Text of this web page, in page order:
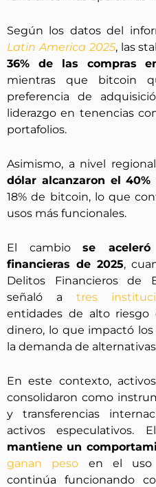
Según los datos del
Latin America 2025, las
36% de las compras
mientras que bitcoin
preferencia de
liderazgo en tenencias
portafolios.
Asimismo, a nivel
dólar alcanzaron el 40%
18% de bitcoin, lo que
usos más funcionales.
El cambio se
financieras de 2025,
Delitos Financieros de
señaló a tres
entidades de alto
dinero, lo que impactó
la demanda de
En este contexto,
consolidaron como
y transferencias
activos especulativos.
mantiene un
ganan peso en el uso
continúa funcionando